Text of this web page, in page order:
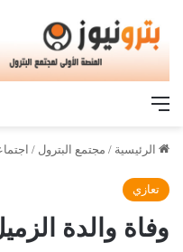
القائمة
الرئيسية / مجتمع البترول /
تعازي
وفاة والدة